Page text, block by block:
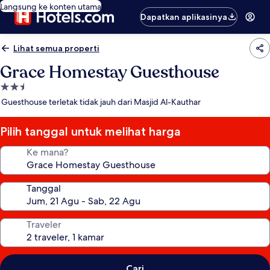
Langsung ke konten utama
Dapatkan aplikasinya
Lihat semua properti
Grace Homestay Guesthouse
Properti
bintang
Guesthouse terletak tidak jauh dari Masjid Al-Kauthar
Pilih tanggal untuk melihat harga
Ke mana?
Tanggal
Traveler